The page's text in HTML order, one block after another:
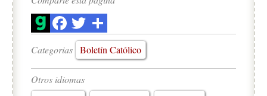
Categorias Boletín Católico
Otros idiomas